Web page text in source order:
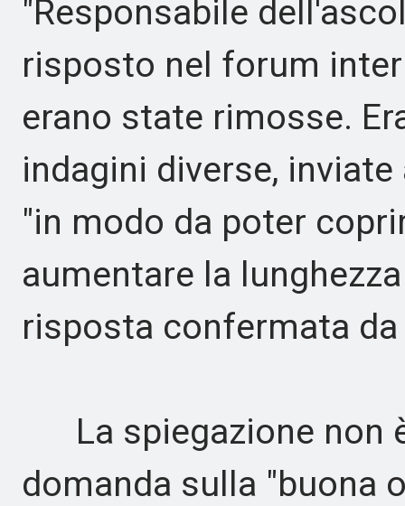
"Responsabile
risposto nel forum
erano state rimosse.
indagini diverse,
"in modo da poter
aumentare la
risposta confermata
La spiegazione non
domanda sulla "buona